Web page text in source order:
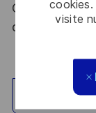
visite
Code de la
du 09 août
Explorar